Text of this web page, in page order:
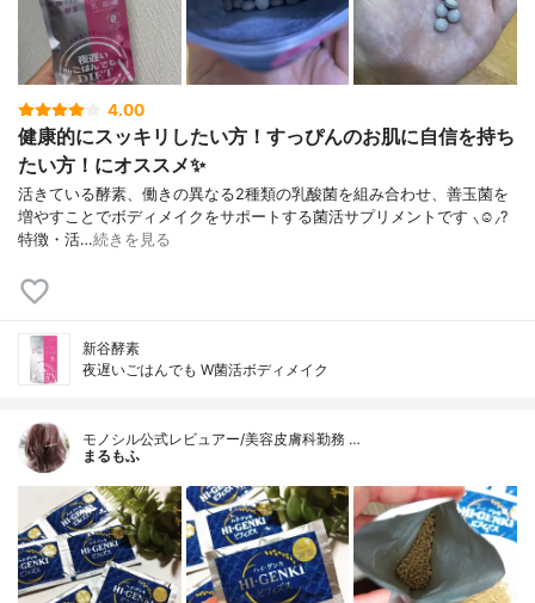
4.00
健康的にスッキリしたい方！すっぴんのお肌に自信を持ち
たい方！にオススメ✨
活きている酵素、働きの異なる2種類の乳酸菌を組み合わせ、善玉菌を
増やすことでボディメイクをサポートする菌活サプリメントです ‪⸜‪‪☺︎‬⸝‬‪‪‪?‬
特徴・活…続きを見る
新谷酵素
夜遅いごはんでも W菌活ボディメイク
モノシル公式レビュアー/美容皮膚科勤務 …
まるもふ